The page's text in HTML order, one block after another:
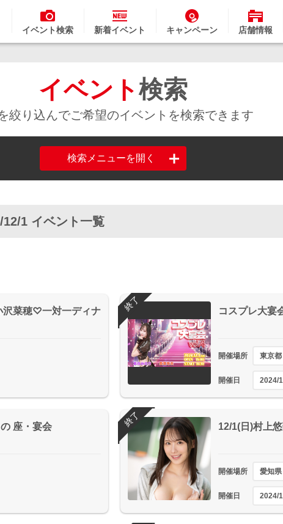
イベント検索 新着イベント キャンペーン 店舗情報
イベント検索
絞り込んでご希望のイベントを検索できます
検索メニューを開く
1 イベント一覧
沢菜穂♡一対一ディナ
コスプレ大宴
開催場所 東京都
開催日 2024/
終了
座・宴会 12/1(日)村上
開催場所 愛知県
開催日 2024/
終了